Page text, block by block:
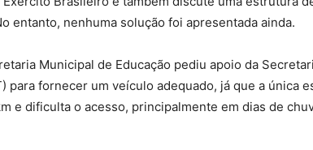
entanto, nenhuma solução foi apresentada ainda.
Municipal de Educação pediu apoio da
para fornecer um veículo adequado, já que a única
e dificulta o acesso, principalmente em dias de